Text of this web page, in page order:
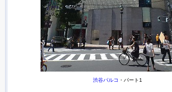
渋谷パルコ ・パート1